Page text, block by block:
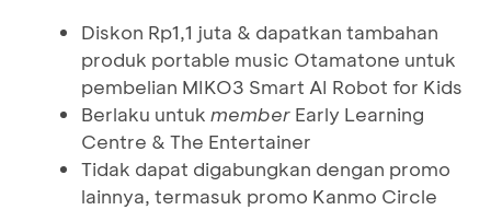
Diskon Rp1,1 juta & dapatkan tambahan
produk portable music Otamatone untuk
pembelian MIKO3 Smart AI Robot for Kids
Berlaku untuk member Early Learning
Centre & The Entertainer
Tidak dapat digabungkan dengan promo
lainnya, termasuk promo Kanmo Circle